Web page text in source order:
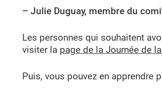
– Julie Duguay, membre du
Les personnes qui souhaitent
visiter la page de la Journée de
Puis, vous pouvez en apprendre